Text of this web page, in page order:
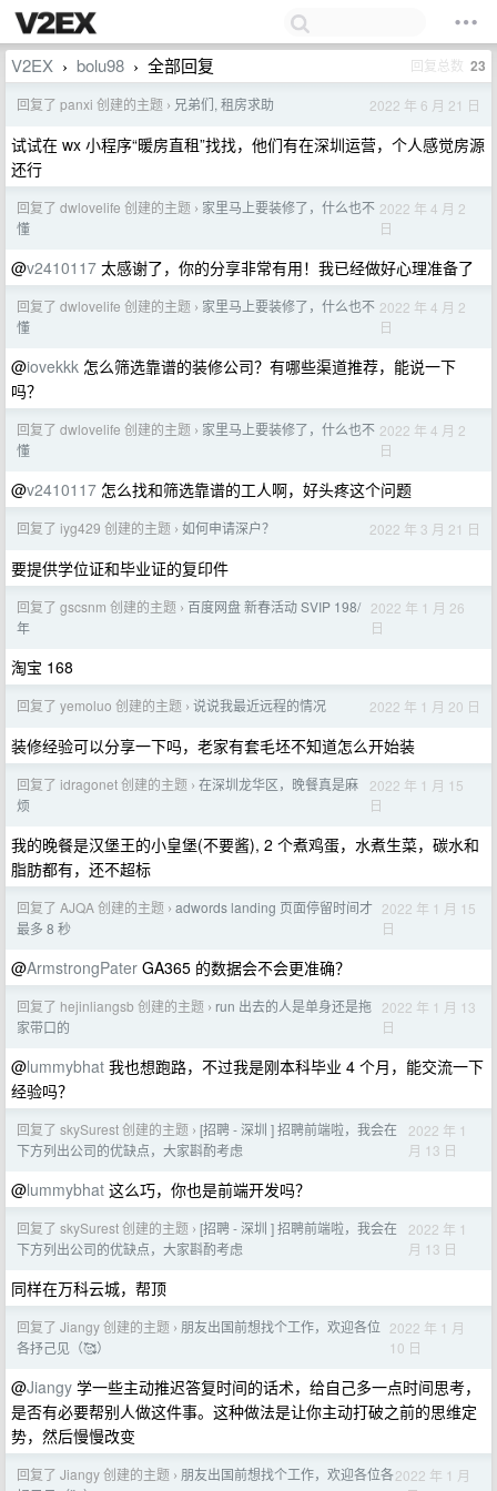
V2EX › bolu98 › 全部回复 回复总数 23
回复了 panxi 创建的主题 › 兄弟们, 租房求助 2022 年 6 月 21 日
试试在 wx 小程序“暖房直租”找找，他们有在深圳运营，个人感觉房源
还行
回复了 dwlovelife 创建的主题 › 家里马上要装修了，什么也不
懂
2022 年 4 月 2
日
@v2410117 太感谢了，你的分享非常有用！我已经做好心理准备了
回复了 dwlovelife 创建的主题 › 家里马上要装修了，什么也不
懂
2022 年 4 月 2
日
@iovekkk 怎么筛选靠谱的装修公司？有哪些渠道推荐，能说一下
吗？
回复了 dwlovelife 创建的主题 › 家里马上要装修了，什么也不
懂
2022 年 4 月 2
日
@v2410117 怎么找和筛选靠谱的工人啊，好头疼这个问题
回复了 iyg429 创建的主题 › 如何申请深户？ 2022 年 3 月 21 日
要提供学位证和毕业证的复印件
回复了 gscsnm 创建的主题 › 百度网盘 新春活动 SVIP 198/
年
2022 年 1 月 26
日
淘宝 168
回复了 yemoluo 创建的主题 › 说说我最近远程的情况 2022 年 1 月 20 日
装修经验可以分享一下吗，老家有套毛坯不知道怎么开始装
回复了 idragonet 创建的主题 › 在深圳龙华区，晚餐真是麻
烦
2022 年 1 月 15
日
我的晚餐是汉堡王的小皇堡(不要酱), 2 个煮鸡蛋，水煮生菜，碳水和
脂肪都有，还不超标
回复了 AJQA 创建的主题 › adwords landing 页面停留时间才
最多 8 秒
2022 年 1 月 15
日
@ArmstrongPater GA365 的数据会不会更准确？
回复了 hejinliangsb 创建的主题 › run 出去的人是单身还是拖
家带口的
2022 年 1 月 13
日
@lummybhat 我也想跑路，不过我是刚本科毕业 4 个月，能交流一下
经验吗？
回复了 skySurest 创建的主题 › [招聘 - 深圳 ] 招聘前端啦，我会在
下方列出公司的优缺点，大家斟酌考虑
2022 年 1
月 13 日
@lummybhat 这么巧，你也是前端开发吗？
回复了 skySurest 创建的主题 › [招聘 - 深圳 ] 招聘前端啦，我会在
下方列出公司的优缺点，大家斟酌考虑
2022 年 1
月 13 日
同样在万科云城，帮顶
回复了 Jiangy 创建的主题 › 朋友出国前想找个工作，欢迎各位
各抒己见（🥰）
2022 年 1 月
10 日
@Jiangy 学一些主动推迟答复时间的话术，给自己多一点时间思考，
是否有必要帮别人做这件事。这种做法是让你主动打破之前的思维定
势，然后慢慢改变
回复了 Jiangy 创建的主题 › 朋友出国前想找个工作，欢迎各位各2022 年 1 月